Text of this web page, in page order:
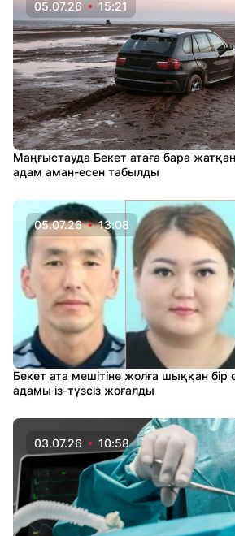
05.07.26 15:21
Маңғыстауда Бекет атаға бара
адам аман-есен табылды
05.07.26 13:08
Бекет ата мешітіне жолға шыққан
адамы із-түзсіз жоғалды
03.07.26 10:58